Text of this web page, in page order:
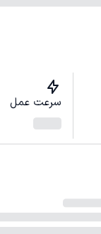
سرعت عمل